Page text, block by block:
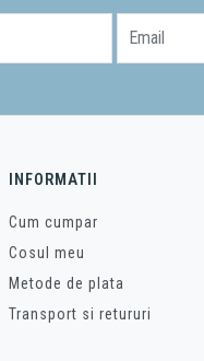
Email
INFORMATII
Cum cumpar
Cosul meu
Metode de plata
Transport si retururi